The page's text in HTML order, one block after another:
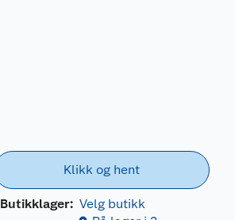
Klikk og hent
Butikklager: Velg butikk